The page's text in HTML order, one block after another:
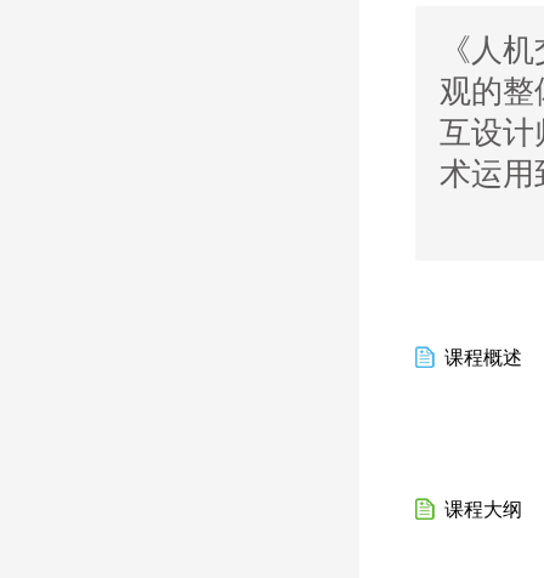
《人
观的整
互设计
术运用
课程概述
课程大纲